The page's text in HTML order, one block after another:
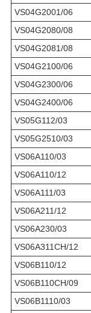
VS04G2001/06
VS04G2080/08
VS04G2081/08
VS04G2100/06
VS04G2300/06
VS04G2400/06
VS05G112/03
VS05G2510/03
VS06A110/03
VS06A110/12
VS06A111/03
VS06A211/12
VS06A230/03
VS06A311CH/12
VS06B110/12
VS06B110CH/09
VS06B1110/03